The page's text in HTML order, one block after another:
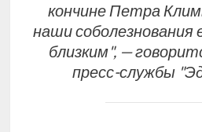
кончине Петра
наши соболезнования
близким", —
пресс-службы